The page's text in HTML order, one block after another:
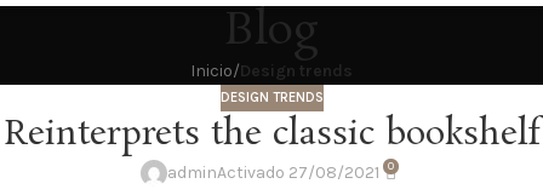
Blog
Inicio/Design trends
DESIGN TRENDS
Reinterprets the classic bookshelf
adminActivado 27/08/2021 0